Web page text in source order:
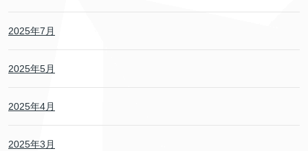
2025年7月
2025年5月
2025年4月
2025年3月